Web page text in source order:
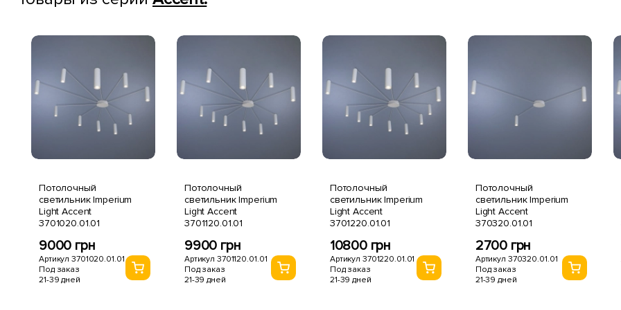
Потолочный
светильник Imperium
Light Accent
3701020.01.01
9000 грн
Артикул 3701020.01.01
Под заказ
21-39 дней
Потолочный
светильник Imperium
Light Accent
3701120.01.01
9900 грн
Артикул 3701120.01.01
Под заказ
21-39 дней
Потолочный
светильник Imperium
Light Accent
3701220.01.01
10800 грн
Артикул 3701220.01.01
Под заказ
21-39 дней
Потолочный
светильник Imperium
Light Accent
370320.01.01
2700 грн
Артикул 370320.01.01
Под заказ
21-39 дней